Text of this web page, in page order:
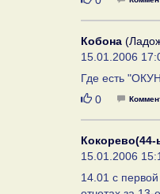
Кобона
15.01.2006
Где есть
Нравится
0
15.01.2006
14.01 с